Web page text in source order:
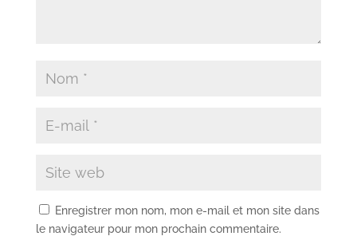
Enregistrer mon nom, mon e-mail et mon site dans
le navigateur pour mon prochain commentaire.